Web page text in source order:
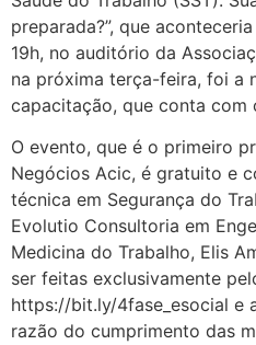
preparada?”, que
19h, no auditório da
na próxima terça-feira, foi a
capacitação, que conta com
O evento, que é o primeiro
Negócios Acic, é gratuito e
técnica em Segurança do
Evolutio Consultoria em
Medicina do Trabalho, Elis
ser feitas exclusivamente
https://bit.ly/4fase_esocial e
razão do cumprimento das